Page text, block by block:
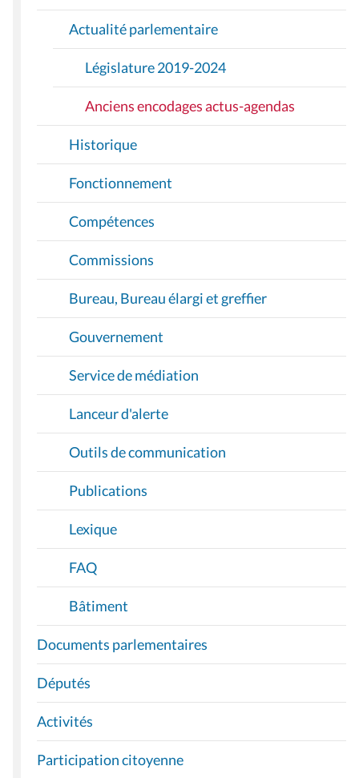
O
Actualité parlementaire
Législature 2019-2024
Anciens encodages actus-agendas
Historique
Fonctionnement
Compétences
Commissions
Bureau, Bureau élargi et greffier
Gouvernement
Service de médiation
Lanceur d'alerte
Outils de communication
Publications
Lexique
FAQ
Bâtiment
Documents parlementaires
Députés
Activités
Participation citoyenne